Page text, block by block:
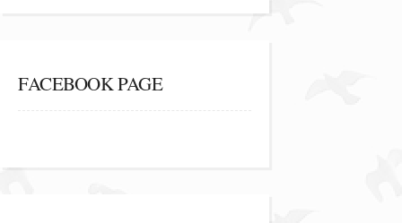
FACEBOOK PAGE